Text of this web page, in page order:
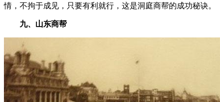
情，不拘于成见，只要有利就行，这是洞庭商帮的成功秘诀。
九、山东商帮